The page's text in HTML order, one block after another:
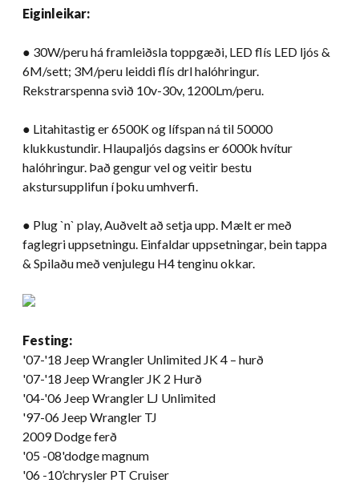
Eiginleikar:
● 30W/peru há framleiðsla toppgæði, LED flís LED ljós &
6M/sett; 3M/peru leiddi flís drl halóhringur.
Rekstrarspenna svið 10v-30v, 1200Lm/peru.
● Litahitastig er 6500K og lífspan ná til 50000
klukkustundir. Hlaupaljós dagsins er 6000k hvítur
halóhringur. Það gengur vel og veitir bestu
akstursupplifun í þoku umhverfi.
● Plug `n` play, Auðvelt að setja upp. Mælt er með
faglegri uppsetningu. Einfaldar uppsetningar, bein tappa
& Spilaðu með venjulegu H4 tenginu okkar.
Festing:
'07-'18 Jeep Wrangler Unlimited JK4 – hurð
'07-'18 Jeep Wrangler JK 2 Hurð
'04-'06 Jeep Wrangler LJ Unlimited
'97-06 Jeep Wrangler TJ
2009 Dodge ferð
'05 -08'dodge magnum
'06 -10’chrysler PT Cruiser